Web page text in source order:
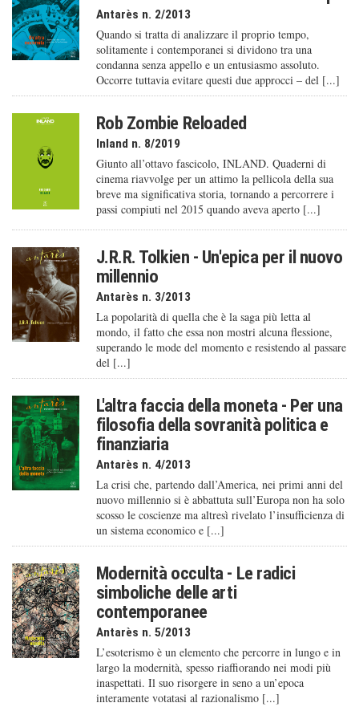
Antarès n. 2/2013
Quando si tratta di analizzare il proprio tempo,
solitamente i contemporanei si dividono tra una
condanna senza appello e un entusiasmo assoluto.
Occorre tuttavia evitare questi due approcci – del [...]
Rob Zombie Reloaded
Inland n. 8/2019
Giunto all’ottavo fascicolo, INLAND. Quaderni di
cinema riavvolge per un attimo la pellicola della sua
breve ma significativa storia, tornando a percorrere i
passi compiuti nel 2015 quando aveva aperto [...]
J.R.R. Tolkien - Un'epica per il nuovo
millennio
Antarès n. 3/2013
La popolarità di quella che è la saga più letta al
mondo, il fatto che essa non mostri alcuna flessione,
superando le mode del momento e resistendo al passare
del [...]
L'altra faccia della moneta - Per una
filosofia della sovranità politica e
finanziaria
Antarès n. 4/2013
La crisi che, partendo dall’America, nei primi anni del
nuovo millennio si è abbattuta sull’Europa non ha solo
scosso le coscienze ma altresì rivelato l’insufficienza di
un sistema economico e [...]
Modernità occulta - Le radici
simboliche delle arti
contemporanee
Antarès n. 5/2013
L’esoterismo è un elemento che percorre in lungo e in
largo la modernità, spesso riaffiorando nei modi più
inaspettati. Il suo risorgere in seno a un’epoca
interamente votatasi al razionalismo [...]